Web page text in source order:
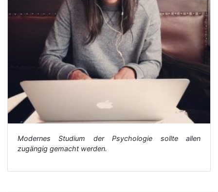
Modernes Studium der Psychologie sollte allen
zugängig gemacht werden.